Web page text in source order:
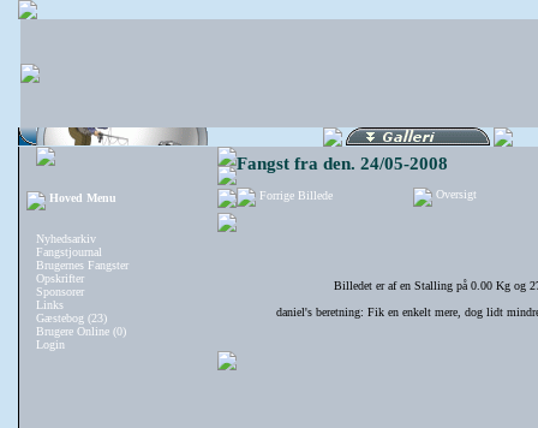
Hoved Menu
Nyhedsarkiv
Fangstjournal
Brugernes Fangster
Opskrifter
Sponsorer
Links
Gæstebog (23)
Brugere Online (0)
Login
Fangst fra den. 24/05-2008
Forrige Billede Oversigt
Billedet er af en Stalling på 0.00 Kg og
daniel's beretning: Fik en enkelt mere, dog lidt